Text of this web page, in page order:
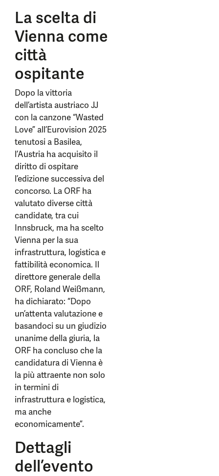
La scelta di
Vienna come
città
ospitante
Dopo la vittoria
dell’artista austriaco JJ
con la canzone “Wasted
Love” all’Eurovision 2025
tenutosi a Basilea,
l’Austria ha acquisito il
diritto di ospitare
l’edizione successiva del
concorso. La ORF ha
valutato diverse città
candidate, tra cui
Innsbruck, ma ha scelto
Vienna per la sua
infrastruttura, logistica e
fattibilità economica. Il
direttore generale della
ORF, Roland Weißmann,
ha dichiarato: “Dopo
un’attenta valutazione e
basandoci su un giudizio
unanime della giuria, la
ORF ha concluso che la
candidatura di Vienna è
la più attraente non solo
in termini di
infrastruttura e logistica,
ma anche
economicamente”.
Dettagli
dell’evento